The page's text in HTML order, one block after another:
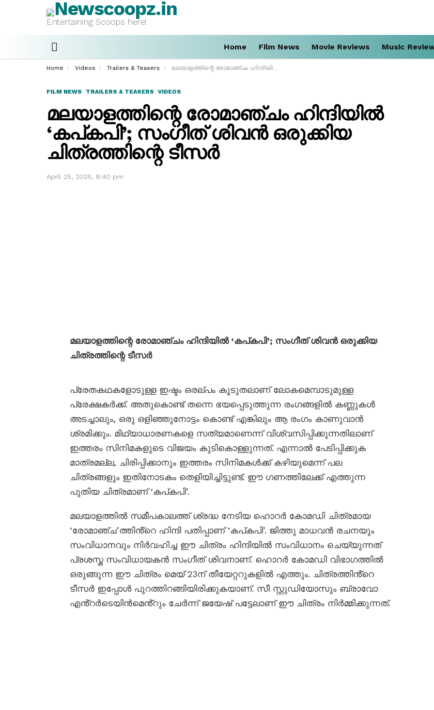
Entertaining Scoops here!
Home Film News Movie Reviews Music
You are here:
Home Videos Trailers & Teasers മലയാളത്തിന്റെ രോമാഞ്ചം ഹിന്ദിയിൽ ‘കപ്കപി’; സംഗീത് ശിവൻ ഒരുക്കിയ ചിത്രത്തിന്റെ ടീസർ
FILM NEWS TRAILERS & TEASERS VIDEOS
മലയാളത്തിന്റെ രോമാഞ്ചം ഹിന്ദിയിൽ
‘കപ്കപി’; സംഗീത് ശിവൻ ഒരുക്കിയ
ചിത്രത്തിന്റെ ടീസർ
April 25, 2025, 8:40 pm
മലയാളത്തിന്റെ രോമാഞ്ചം ഹിന്ദിയിൽ ‘കപ്കപി’; സംഗീത് ശിവൻ ഒരുക്കിയ
ചിത്രത്തിന്റെ ടീസർ
പ്രേതകഥകളോടുള്ള ഇഷ്ടം ഒരല്പം കൂടുതലാണ് ലോകമെമ്പാടുമുള്ള
പ്രേക്ഷകർക്ക്. അതുകൊണ്ട് തന്നെ ഭയപ്പെടുത്തുന്ന രംഗങ്ങളിൽ കണ്ണുകൾ
അടച്ചാലും, ഒരു ഒളിഞ്ഞുനോട്ടം കൊണ്ട് എങ്കിലും ആ രംഗം കാണുവാൻ
ശ്രമിക്കും. മിഥ്യാധാരണകളെ സത്യമാണെന്ന് വിശ്വസിപ്പിക്കുന്നതിലാണ്
ഇത്തരം സിനിമകളുടെ വിജയം കുടികൊള്ളുന്നത്. എന്നാൽ പേടിപ്പിക്കുക
മാത്രമല്ല, ചിരിപ്പിക്കാനും ഇത്തരം സിനിമകൾക്ക് കഴിയുമെന്ന് പല
ചിത്രങ്ങളും ഇതിനോടകം തെളിയിച്ചിട്ടുണ്ട്. ഈ ഗണത്തിലേക്ക് എത്തുന്ന
പുതിയ ചിത്രമാണ് ‘കപ്കപി’.
മലയാളത്തിൽ സമീപകാലത്ത് ശ്രദ്ധ നേടിയ ഹൊറർ കോമഡി ചിത്രമായ
‘രോമാഞ്ച’ത്തിൻ്റെ ഹിന്ദി പതിപ്പാണ് ‘കപ്കപി’. ജിത്തു മാധവൻ രചനയും
സംവിധാനവും നിർവഹിച്ച ഈ ചിത്രം ഹിന്ദിയിൽ സംവിധാനം ചെയ്യുന്നത്
പ്രശസ്ത സംവിധായകൻ സംഗീത് ശിവനാണ്. ഹൊറർ കോമഡി വിഭാഗത്തിൽ
ഒരുങ്ങുന്ന ഈ ചിത്രം മെയ് 23ന് തീയേറ്ററുകളിൽ എത്തും. ചിത്രത്തിൻ്റെ
ടീസർ ഇപ്പോൾ പുറത്തിറങ്ങിയിരിക്കുകയാണ്. സീ സ്റ്റുഡിയോസും ബ്രാവോ
എൻ്റർടെയിൻമെൻ്റും ചേർന്ന് ജയേഷ് പട്ടേലാണ് ഈ ചിത്രം നിർമ്മിക്കുന്നത്.